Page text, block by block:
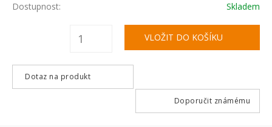
Dostupnost: Skladem
Dotaz na produkt
Doporučit známému